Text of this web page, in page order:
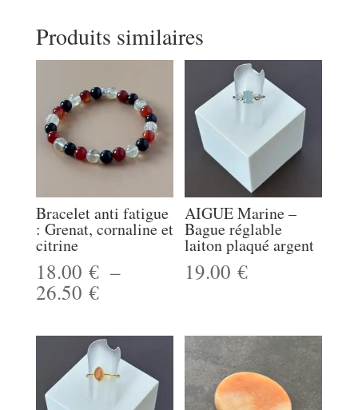
Produits similaires
Bracelet anti fatigue
: Grenat, cornaline et
citrine
18.00 € –
26.50 €Plage
prix :
18.00 €
à
26.50 €
AIGUE Marine –
Bague réglable
laiton plaqué argent
19.00€